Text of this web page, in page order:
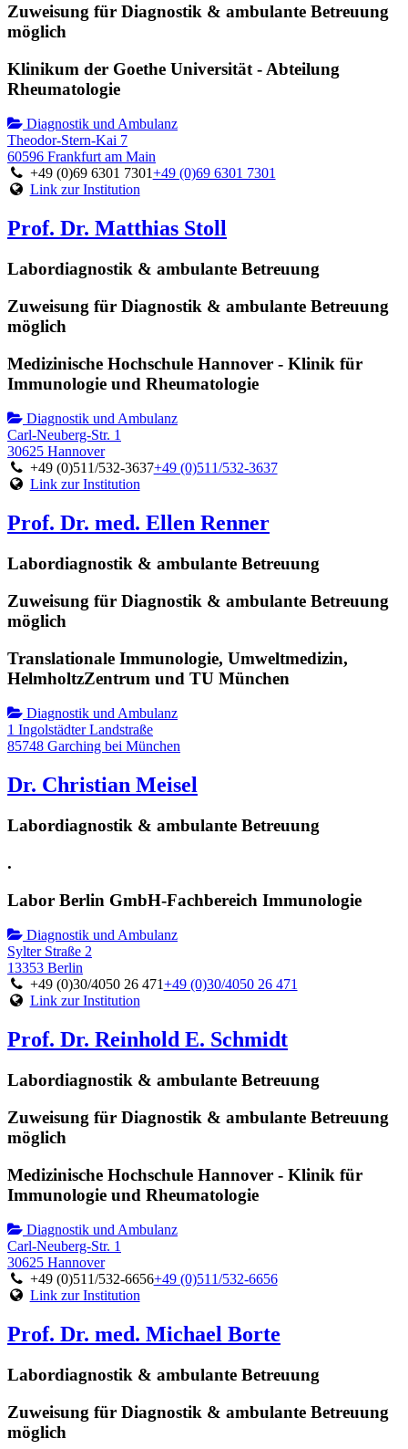
Zuweisung für Diagnostik & ambulante Betreuung
möglich
Klinikum der Goethe Universität - Abteilung
Rheumatologie
Diagnostik und Ambulanz
Theodor-Stern-Kai 7
60596 Frankfurt am Main
+49 (0)69 6301 7301+49 (0)69 6301 7301
Link zur Institution
Prof. Dr. Matthias Stoll
Labordiagnostik & ambulante Betreuung
Zuweisung für Diagnostik & ambulante Betreuung
möglich
Medizinische Hochschule Hannover - Klinik für
Immunologie und Rheumatologie
Diagnostik und Ambulanz
Carl-Neuberg-Str. 1
30625 Hannover
+49 (0)511/532-3637+49 (0)511/532-3637
Link zur Institution
Prof. Dr. med. Ellen Renner
Labordiagnostik & ambulante Betreuung
Zuweisung für Diagnostik & ambulante Betreuung
möglich
Translationale Immunologie, Umweltmedizin,
HelmholtzZentrum und TU München
Diagnostik und Ambulanz
1 Ingolstädter Landstraße
85748 Garching bei München
Dr. Christian Meisel
Labordiagnostik & ambulante Betreuung
.
Labor Berlin GmbH-Fachbereich Immunologie
Diagnostik und Ambulanz
Sylter Straße 2
13353 Berlin
+49 (0)30/4050 26 471+49 (0)30/4050 26 471
Link zur Institution
Prof. Dr. Reinhold E. Schmidt
Labordiagnostik & ambulante Betreuung
Zuweisung für Diagnostik & ambulante Betreuung
möglich
Medizinische Hochschule Hannover - Klinik für
Immunologie und Rheumatologie
Diagnostik und Ambulanz
Carl-Neuberg-Str. 1
30625 Hannover
+49 (0)511/532-6656+49 (0)511/532-6656
Link zur Institution
Prof. Dr. med. Michael Borte
Labordiagnostik & ambulante Betreuung
Zuweisung für Diagnostik & ambulante Betreuung
möglich